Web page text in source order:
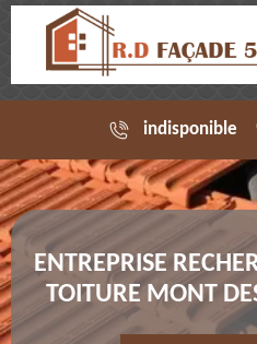
indisponible
ENTREPRISE
TOITURE MONT